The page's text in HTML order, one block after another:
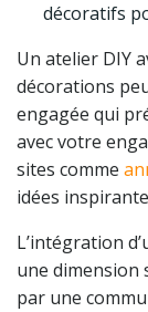
décoratifs
Un atelier DIY
décorations
engagée qui
avec votre
sites comme
idées
L’intégration
une dimension
par une